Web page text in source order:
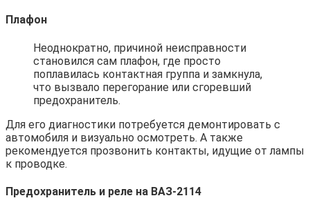
Плафон
Неоднократно, причиной неисправности
становился сам плафон, где просто
поплавилась контактная группа и замкнула,
что вызвало перегорание или сгоревший
предохранитель.
Для его диагностики потребуется демонтировать с
автомобиля и визуально осмотреть. А также
рекомендуется прозвонить контакты, идущие от лампы
к проводке.
Предохранитель и реле на ВАЗ-2114